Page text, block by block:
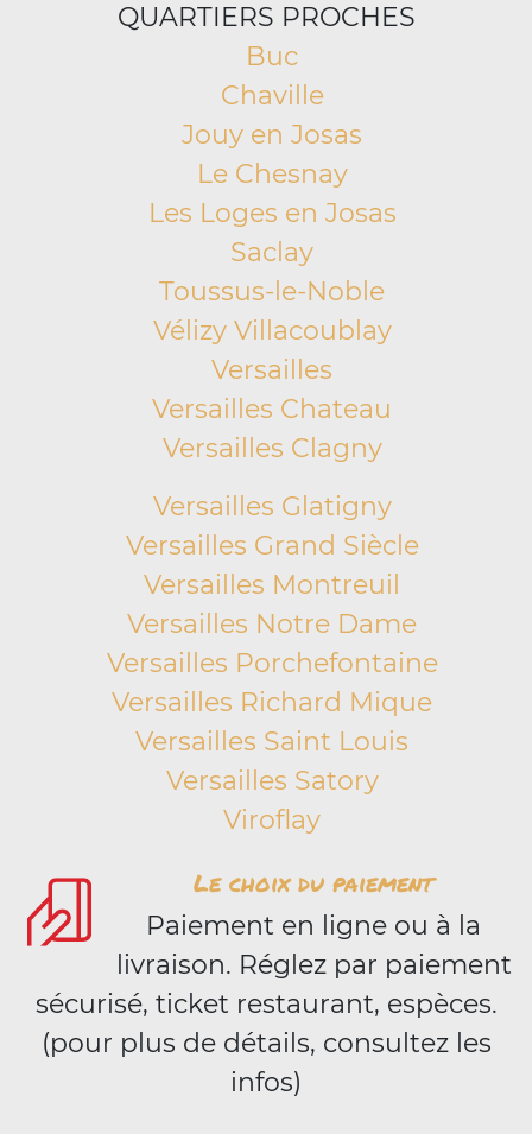
QUARTIERS PROCHES
Buc
Chaville
Jouy en Josas
Le Chesnay
Les Loges en Josas
Saclay
Toussus-le-Noble
Vélizy Villacoublay
Versailles
Versailles Chateau
Versailles Clagny
Versailles Glatigny
Versailles Grand Siècle
Versailles Montreuil
Versailles Notre Dame
Versailles Porchefontaine
Versailles Richard Mique
Versailles Saint Louis
Versailles Satory
Viroflay
Le choix du paiement
Paiement en ligne ou à la
livraison. Réglez par paiement
sécurisé, ticket restaurant, espèces.
(pour plus de détails, consultez les
infos)